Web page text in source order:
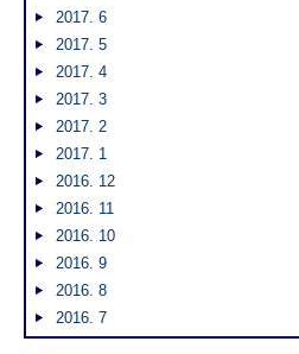
2017. 6
2017. 5
2017. 4
2017. 3
2017. 2
2017. 1
2016. 12
2016. 11
2016. 10
2016. 9
2016. 8
2016. 7